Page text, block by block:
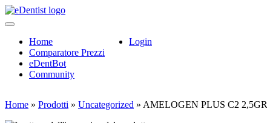
Home
Comparatore Prezzi
eDentBot
Community
Login
Home » Prodotti » Uncategorized » AMELOGEN PLUS C2 2,5GR